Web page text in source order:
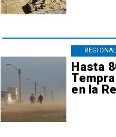
Hasta
en la
REGIONAL